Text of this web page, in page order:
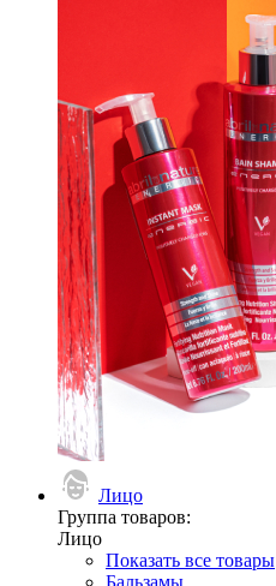
Лицо
Группа товаров:
Лицо
Показать все товары
Бальзамы